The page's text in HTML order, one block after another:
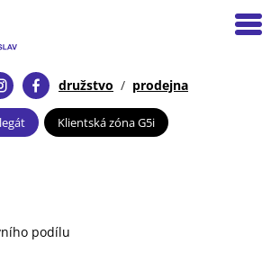
družstvo / prodejna
Klientská zóna G5i
podílu